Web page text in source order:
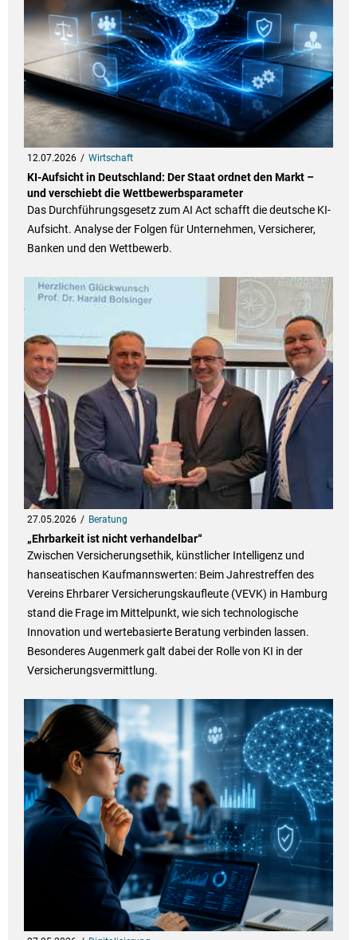
12.07.2026 Wirtschaft
KI-Aufsicht in Deutschland: Der Staat ordnet den Markt –
und verschiebt die Wettbewerbsparameter
Das Durchführungsgesetz zum AI Act schafft die deutsche KI-
Aufsicht. Analyse der Folgen für Unternehmen, Versicherer,
Banken und den Wettbewerb.
27.05.2026 Beratung
„Ehrbarkeit ist nicht verhandelbar“
Zwischen Versicherungsethik, künstlicher Intelligenz und
hanseatischen Kaufmannswerten: Beim Jahrestreffen des
Vereins Ehrbarer Versicherungskaufleute (VEVK) in Hamburg
stand die Frage im Mittelpunkt, wie sich technologische
Innovation und wertebasierte Beratung verbinden lassen.
Besonderes Augenmerk galt dabei der Rolle von KI in der
Versicherungsvermittlung.